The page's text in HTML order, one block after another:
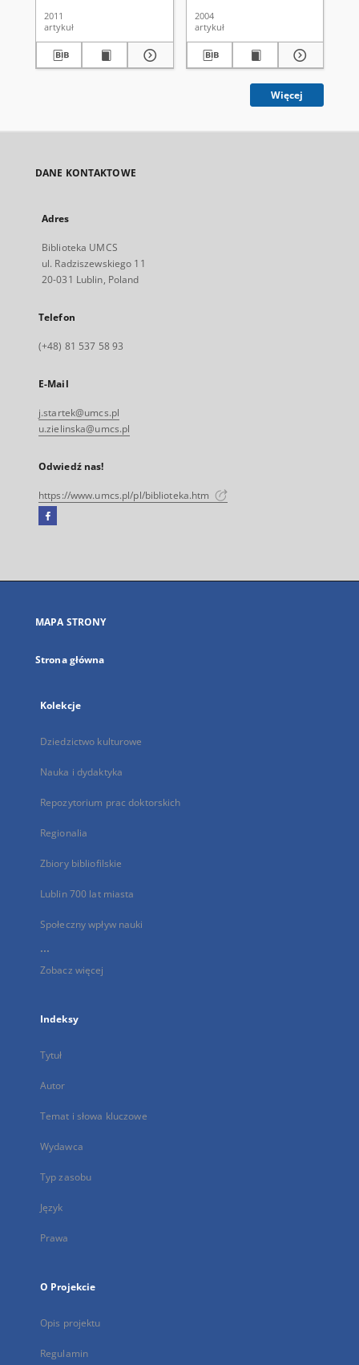
2011
artykuł
2004
artykuł
Więcej
DANE KONTAKTOWE
Adres
Biblioteka UMCS
ul. Radziszewskiego 11
20-031 Lublin, Poland
Telefon
(+48) 81 537 58 93
E-Mail
j.startek@umcs.pl
u.zielinska@umcs.pl
Odwiedź nas!
https://www.umcs.pl/pl/biblioteka.htm
Facebook
się
karcie
MAPA STRONY
Strona główna
Kolekcje
Dziedzictwo kulturowe
Nauka i dydaktyka
Repozytorium prac doktorskich
Regionalia
Zbiory bibliofilskie
Lublin 700 lat miasta
Społeczny wpływ nauki
...
Zobacz więcej
Indeksy
Tytuł
Autor
Temat i słowa kluczowe
Wydawca
Typ zasobu
Język
Prawa
O Projekcie
Opis projektu
Regulamin